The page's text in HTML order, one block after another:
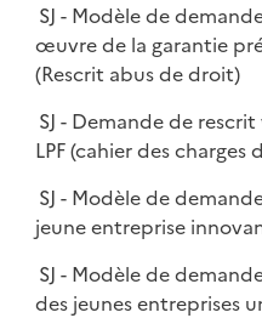
SJ - Modèle de
œuvre de la garantie
(Rescrit abus de droit)
SJ - Demande de
LPF (cahier des charges
SJ - Modèle de
jeune entreprise
SJ - Modèle de
des jeunes entreprises